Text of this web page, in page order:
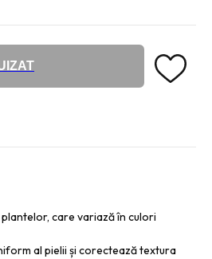
care variază în culori
al pielii și corectează textura